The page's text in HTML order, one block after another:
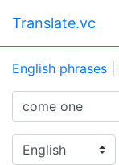
Translate.vc
English phrases